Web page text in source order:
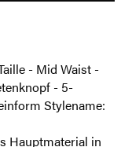
- Mid Waist -
- 5-
Stylename:
Hauptmaterial in